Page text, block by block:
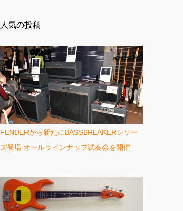
人気の投稿
FENDERから新たにBASSBREAKERシリー
ズ登場 オールラインナップ試奏会を開催